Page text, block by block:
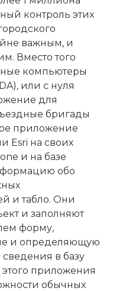
контроль этих
важным, и
Вместо того
компьютеры
или с нуля
для
бригады
приложение
Esri на своих
и на базе
обо
и табло. Они
и заполняют
форму,
и определяющую
сведения в базу
приложения
обычных